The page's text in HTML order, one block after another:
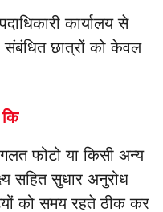
कार्यालय से
संबंधित छात्रों को केवल
फोटो या किसी अन्य
सहित सुधार अनुरोध
को समय रहते ठीक कर